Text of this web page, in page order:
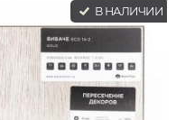
В НАЛИЧИИ